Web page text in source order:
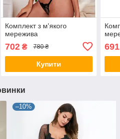
Комплект з м'якого
мережива
702₴ 780 ₴
Купити
–10%